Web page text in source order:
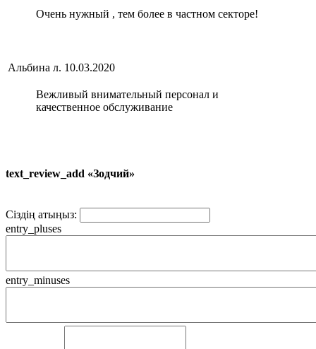
Очень нужный , тем более в частном секторе!
Альбина л. 10.03.2020
Вежливый внимательный персонал и
качественное обслуживание
text_review_add «Зодчий»
Сіздің атыңыз:
entry_pluses
entry_minuses